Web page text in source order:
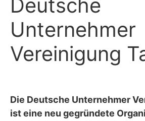
Deutsche
Unternehmer
Vereinigung
Die Deutsche Unternehmer
ist eine neu gegründete